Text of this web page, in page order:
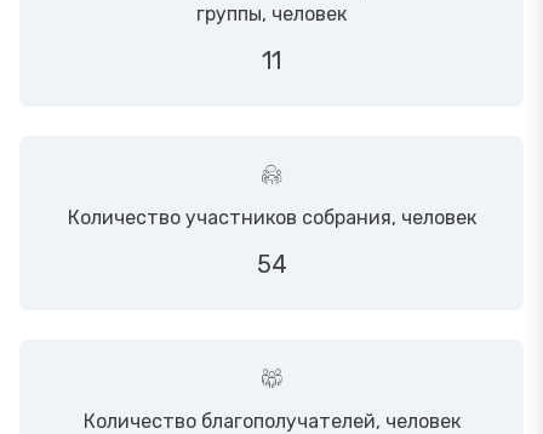
группы, человек
11
Количество участников собрания, человек
54
Количество благополучателей, человек